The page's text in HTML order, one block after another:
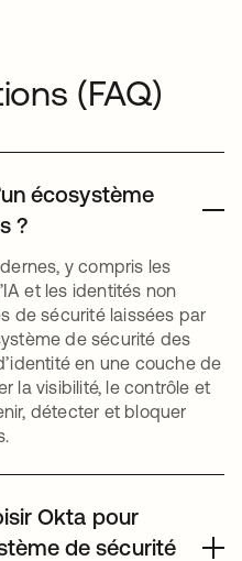
(FAQ)
écosystème
?
y compris les
et les identités non
de sécurité laissées par
de sécurité des
en une couche de
la visibilité, le contrôle et
détecter et bloquer
Okta pour
de sécurité